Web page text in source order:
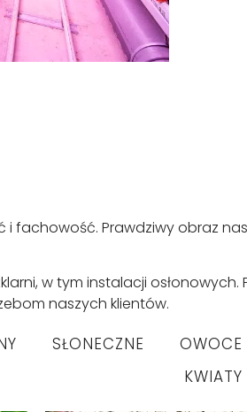
fachowość. Prawdziwy obraz
w tym instalacji
naszych klientów.
SŁONECZNE OWOCE
KWIATY